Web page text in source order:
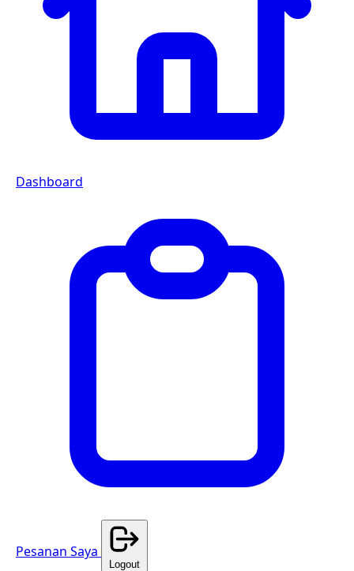
Dashboard
Pesanan Saya
Logout